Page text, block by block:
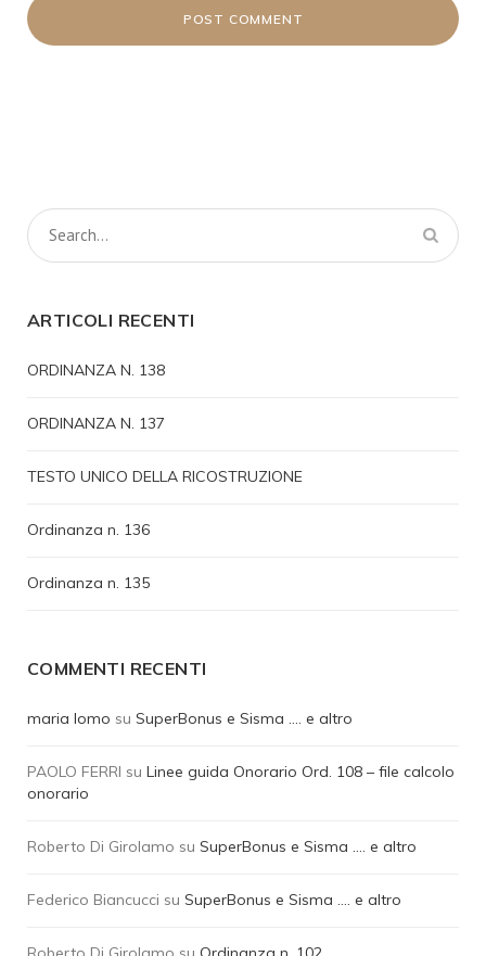
ARTICOLI RECENTI
ORDINANZA N. 138
ORDINANZA N. 137
TESTO UNICO DELLA RICOSTRUZIONE
Ordinanza n. 136
Ordinanza n. 135
COMMENTI RECENTI
maria lomo su SuperBonus e Sisma …. e altro
PAOLO FERRI su Linee guida Onorario Ord. 108 – file calcolo
onorario
Roberto Di Girolamo su SuperBonus e Sisma …. e altro
Federico Biancucci su SuperBonus e Sisma …. e altro